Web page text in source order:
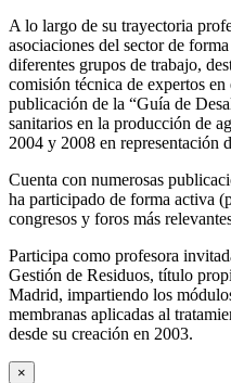
A lo largo de su trayectoria
asociaciones del sector de
diferentes grupos de trabajo,
comisión técnica de expertos
publicación de la “Guía de
sanitarios en la producción de
2004 y 2008 en representación
Cuenta con numerosas
ha participado de forma activa
congresos y foros más
Participa como profesora
Gestión de Residuos, título
Madrid, impartiendo los
membranas aplicadas al
desde su creación en 2003.
×